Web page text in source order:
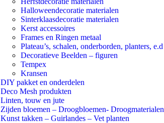
Halloweendecoratie materialen
Sinterklaasdecoratie materialen
Kerst accessoires
Frames en Ringen metaal
Plateau’s, schalen, onderborden, planters, e.d
Decoratieve Beelden – figuren
Tempex
Kransen
DIY pakket en onderdelen
Deco Mesh produkten
Linten, touw en jute
Zijden bloemen – Droogbloemen- Droogmaterialen
Kunst takken – Guirlandes – Vet planten